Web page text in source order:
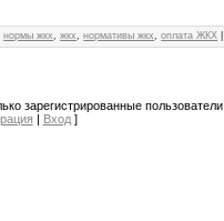
нормы жкх,жкх,нормативы жкх,оплата ЖКХ
зарегистрированные пользователи.
| Вход]